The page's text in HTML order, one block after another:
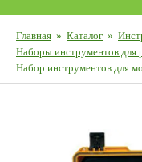
Главная » Каталог »
Наборы инструментов для
Набор инструментов для